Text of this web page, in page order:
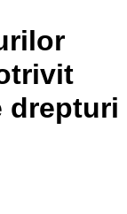
drepturi